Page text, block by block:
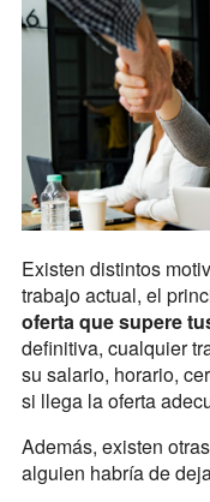
Existen distintos
trabajo actual, el
oferta que supere
definitiva, cualquier
su salario, horario,
si llega la oferta
Además, existen
alguien habría de